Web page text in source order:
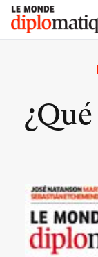
Skip
content
Le monde